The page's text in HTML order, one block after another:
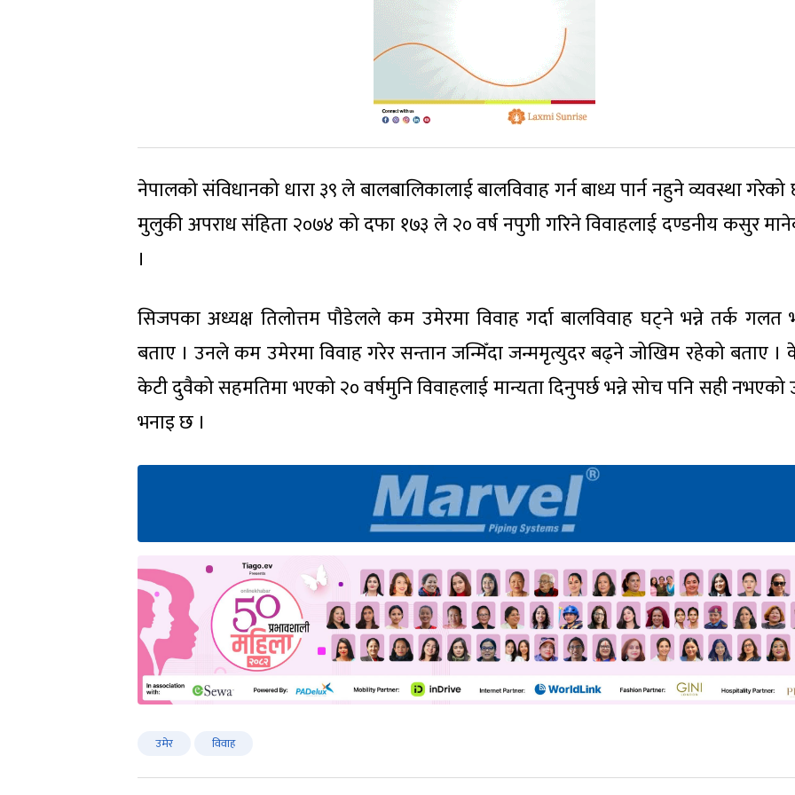
नेपालको संविधानको धारा ३९ ले बालबालिकालाई बालविवाह गर्न बाध्य पार्न नहुने व्यवस्था
मुलुकी अपराध संहिता २०७४ को दफा १७३ ले २० वर्ष नपुगी गरिने विवाहलाई दण्डनीय कसुर
।
सिजपका अध्यक्ष तिलोत्तम पौडेलले कम उमेरमा विवाह गर्दा बालविवाह घट्ने भन्ने तर्क गलत
बताए । उनले कम उमेरमा विवाह गरेर सन्तान जन्मिँदा जन्ममृत्युदर बढ्ने जोखिम रहेको बताए ।
केटी दुवैको सहमतिमा भएको २० वर्षमुनि विवाहलाई मान्यता दिनुपर्छ भन्ने सोच पनि सही
भनाइ छ ।
उमेर विवाह